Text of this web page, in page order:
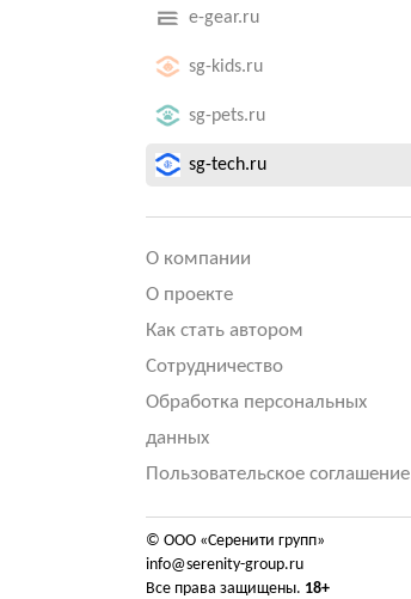
e-gear.ru
sg-kids.ru
sg-pets.ru
sg-tech.ru
О компании
О проекте
Как стать автором
Сотрудничество
Обработка персональных
данных
Пользовательское соглашение
© ООО «Серенити групп»
info@serenity-group.ru
Все права защищены. 18+